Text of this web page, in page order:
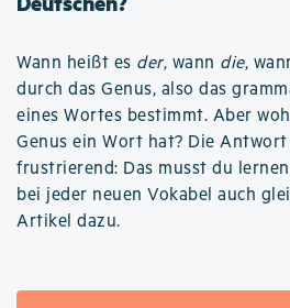
Wann heißt es der, wann die,
durch das Genus, also das
eines Wortes bestimmt. Aber
Genus ein Wort hat? Die
frustrierend: Das musst du
bei jeder neuen Vokabel auch
Artikel dazu.